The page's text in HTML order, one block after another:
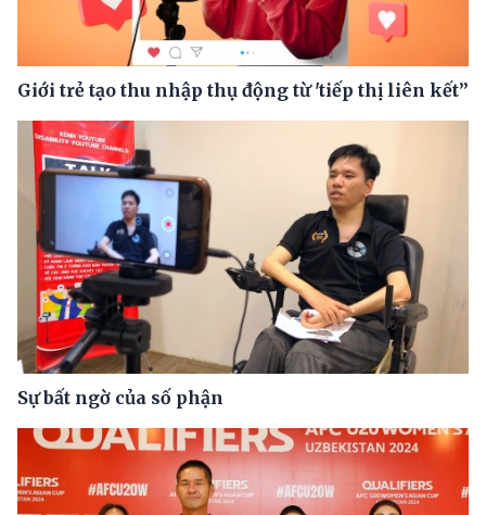
Giới trẻ tạo thu nhập thụ động từ 'tiếp thị liên kết”
Sự bất ngờ của số phận